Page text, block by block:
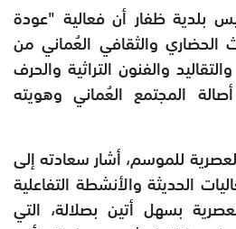
بلدية ظفار أن فعالية "عودة
والثقافي العُماني من
والفنون التراثية والحرف
المجتمع العُماني وهويته
للموسم، أشار سعادته إلى
الحديثة والأنشطة التفاعلية
بسهل أتين بصلالة، التي